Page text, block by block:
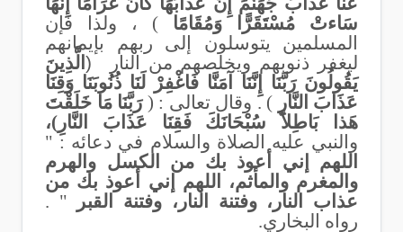
سَاءتْ مُسْتَقَرًّا وَمُقَامًا ) ، ولذا فإن
المسلمين يتوسلون إلى ربهم بإيمانهم
ليغفر ذنوبهم ويخلصهم من النار
) الَّذِينَ
يَقُولُونَ رَبَّنَا إِنَّنَا آمَنَّا فَاغْفِرْ لَنَا ذُنُوبَنَا وَقِنَا
عَذَابَ النَّارِ ) . وقال تعالى : (رَبَّنَا مَا خَلَقْتَ
هَذا بَاطِلاً سُبْحَانَكَ فَقِنَا عَذَابَ النَّارِ)،
والنبي عليه الصلاة والسلام في دعائه : "
اللهم إني أعوذ بك من الكسل والهرم
والمغرم والمأثم، اللهم إني أعوذ بك من
عذاب النار، وفتنة النار، وفتنة القبر
" .
رواه البخاري.